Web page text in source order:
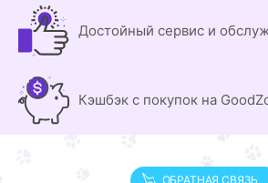
Достойный сервис и
Кэшбэк с покупок на
ОБРАТНАЯ СВЯЗЬ